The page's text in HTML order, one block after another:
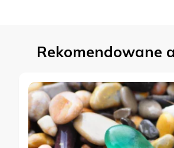
Rekomendowane